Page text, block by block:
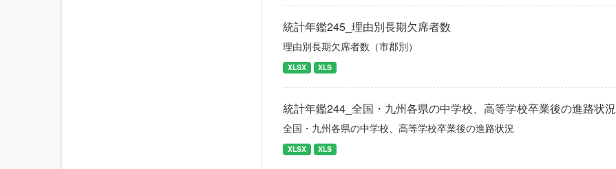
統計年鑑245_理由別長期欠席者数
理由別長期欠席者数（市郡別）
XLSX XLS
統計年鑑244_全国・九州各県の中学校、高等学校卒業後の進路状況
全国・九州各県の中学校、高等学校卒業後の進路状況
XLSX XLS